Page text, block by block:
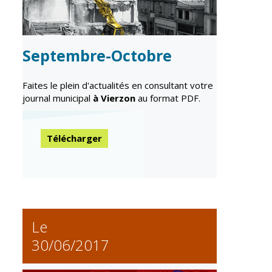
Publication des
actes
administratifs
Journal
Actualités
Fil de l'info
Inscriptions
scolaires 2026-
2027
Enfance
Centres de
loisirs
municipale
Santé et
solidarité Sport
Septembre-Octobre
Faites le plein d'actualités en consultant votre
journal municipal à Vierzon au format PDF.
Télécharger
Le
30/06/2017